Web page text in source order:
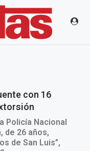
con 16
Policía Nacional
de 26 años,
de San Luis”,